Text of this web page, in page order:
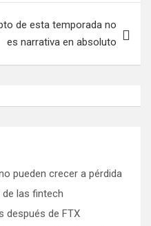
de esta temporada no
es narrativa en absoluto
pueden crecer a pérdida
de las fintech
después de FTX